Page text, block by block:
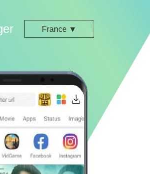
France ▼